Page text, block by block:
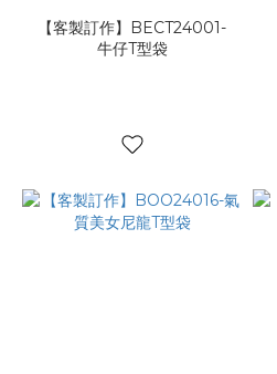
【客製訂作】BECT24001-
牛仔T型袋